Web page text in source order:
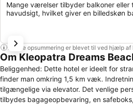
Mange værelser tilbyder balkoner eller
havudsigt, hvilket giver en billedskøn
Denne opsummering er blevet til ved hjælp
Om Kleopatra Dreams
Beliggenhed: Dette hotel er ideelt for
finder man omkring 1,5 km væk.
tilgængelige via elevator. Det venlige
tilbydes bagageopbevaring, en